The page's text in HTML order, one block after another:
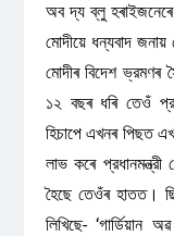
অব দ্য ব্লু
মোদীয়ে ধন্যবাদ জনায়
মোদীৰ বিদেশ ভ্রমণৰ
১২ বছৰ ধৰি তেওঁ
হিচাপে এখনৰ পিছত
লাভ কৰে প্রধানমন্ত্রী
হৈছে তেওঁৰ হাতত।
লিখিছে-